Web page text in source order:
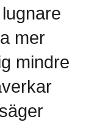
mer
mindre